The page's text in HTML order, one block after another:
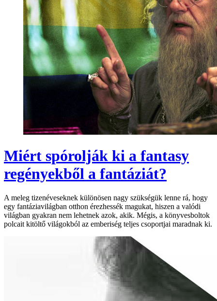
Miért spórolják ki a fantasy
regényekből a fantáziát?
A meleg tizenéveseknek különösen nagy szükségük lenne rá, hogy
egy fantáziavilágban otthon érezhessék magukat, hiszen a valódi
világban gyakran nem lehetnek azok, akik. Mégis, a könyvesboltok
polcait kitöltő világokból az emberiség teljes csoportjai maradnak ki.